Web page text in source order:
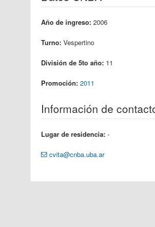
Año de ingreso: 2006
Turno: Vespertino
División de 5to año: 11
Promoción: 2011
Información de
Lugar de residencia: -
cvita@cnba.uba.ar